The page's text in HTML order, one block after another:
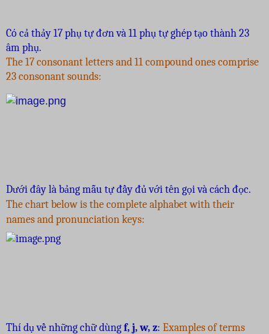
Có cả thảy 17 phụ tự đơn và 11 phụ tự ghép tạo thành 23
âm phụ.
The 17 consonant letters and 11 compound ones comprise
23 consonant sounds:
Dưới đây là bảng mẫu tự đầy đủ với tên gọi và cách đọc.
The chart below is the complete alphabet with their
names and pronunciation keys:
Thí dụ về những chữ dùngf, j, w, z: Examples of terms